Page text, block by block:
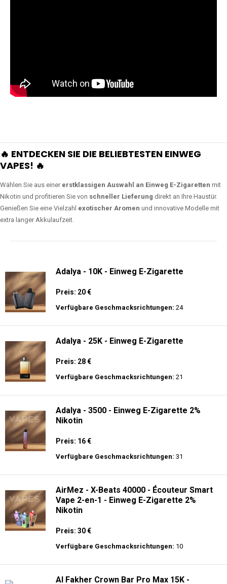
🔥 ENTDECKEN SIE DIE BELIEBTESTEN EINWEG
VAPES! 🔥
Wählen Sie aus einer erstklassigen Auswahl an Einweg E-Zigaretten mit
Nikotin und profitieren Sie von schneller Lieferung direkt an Ihre Haustür.
Genießen Sie eine Vielzahl exotischer Aromen und innovative Modelle mit
extra langer Akkulaufzeit.
Adalya - 10K - Einweg E-Zigarette
Preis: 20 €
Verfügbare Geschmacksrichtungen: 24
Adalya - 25K - Einweg E-Zigarette
Preis: 28 €
Verfügbare Geschmacksrichtungen: 21
Adalya - 3500 - Einweg E-Zigarette 2%
Nikotin
Preis: 16 €
Verfügbare Geschmacksrichtungen: 31
AirMez - X-Beats 40000 - Écouteur Smart
Vape 2-en-1 - Einweg E-Zigarette 2%
Nikotin
Preis: 30 €
Verfügbare Geschmacksrichtungen: 10
Al Fakher Crown Bar Pro Max 15K -